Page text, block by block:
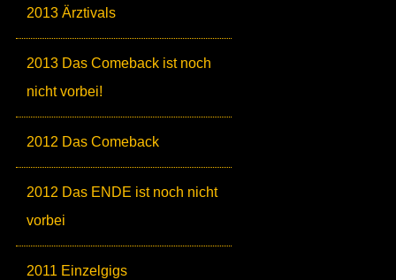
2013 Ärztivals
2013 Das Comeback ist noch
nicht vorbei!
2012 Das Comeback
2012 Das ENDE ist noch nicht
vorbei
2011 Einzelgigs